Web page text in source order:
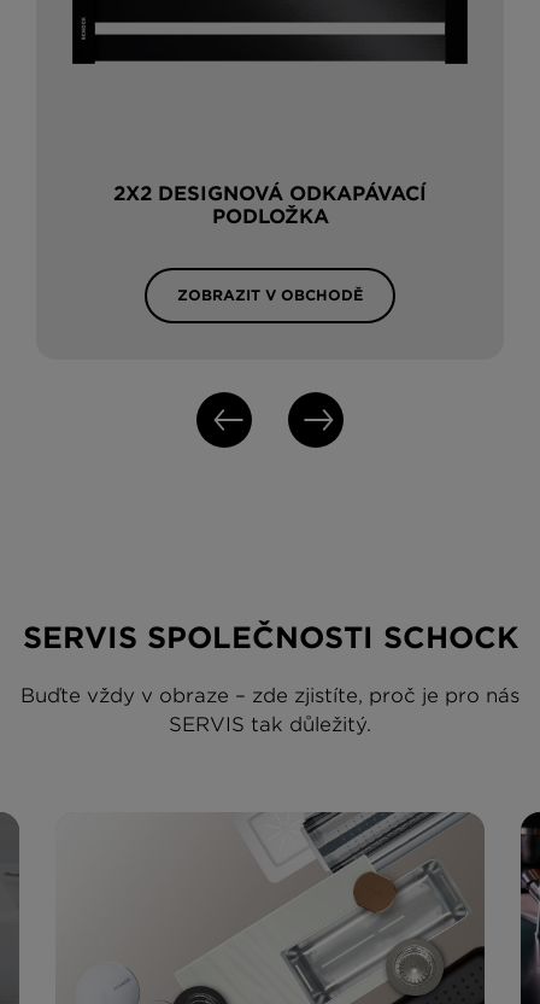
2X2 DESIGNOVÁ ODKAPÁVACÍ
PODLOŽKA
ZOBRAZIT V OBCHODĚ
SERVIS SPOLEČNOSTI SCHOCK
Buďte vždy v obraze – zde zjistíte, proč je pro nás
SERVIS tak důležitý.